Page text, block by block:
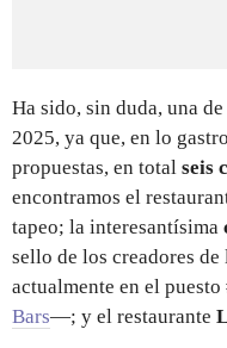
Ha sido, sin duda, una
2025, ya que, en lo
propuestas, en total seis
encontramos el
tapeo; la interesantísima
sello de los creadores
actualmente en el
Bars—; y el restaurante